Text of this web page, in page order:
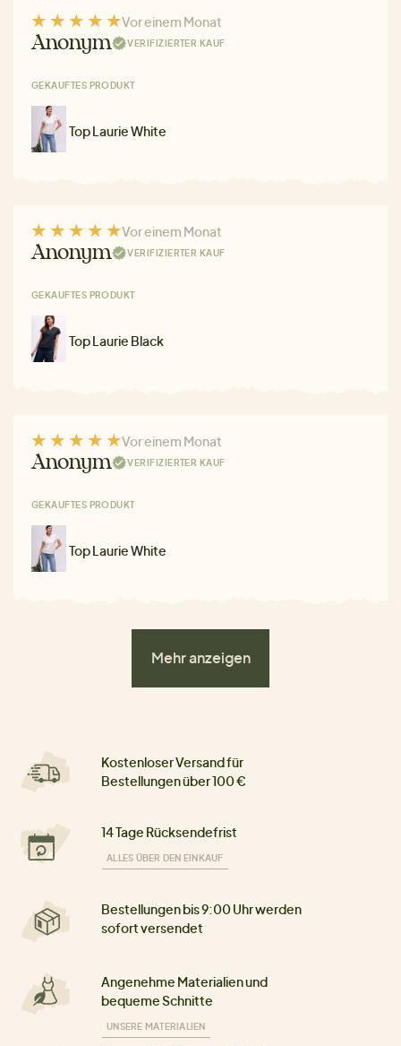
Vor einem Monat
Anonym VERIFIZIERTER KAUF
GEKAUFTES PRODUKT
Top Laurie White
Vor einem Monat
Anonym VERIFIZIERTER KAUF
GEKAUFTES PRODUKT
Top Laurie Black
Vor einem Monat
Anonym VERIFIZIERTER KAUF
GEKAUFTES PRODUKT
Top Laurie White
Mehr anzeigen
Kostenloser Versand für
Bestellungen über 100 €
14 Tage Rücksendefrist
ALLES ÜBER DEN EINKAUF
Bestellungen bis 9:00 Uhr werden
sofort versendet
Angenehme Materialien und
bequeme Schnitte
UNSERE MATERIALIEN